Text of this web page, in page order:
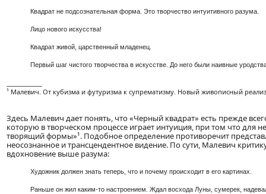
Квадрат не подсознательная форма. Это творчество интуитивного разума.
Лицо нового искусства!
Квадрат живой, царственный младенец.
Первый шаг чистого творчества в искусстве. До него были наивные
¹ Малевич. От кубизма и футуризма к супрематизму. Новый живописный
Здесь Малевич дает понять, что «Черный квадрат» есть прежде
которую в творческом процессе играет интуиция, при том что для
творящий формы»¹. Подобное определение противоречит
неосознанное и трансцендентное видение. По сути, Малевич
вдохновение выше разума:
Художник должен знать теперь, что и почему происходит в его картинах.
Раньше он жил каким-то настроением. Ждал восхода Луны, сумерек,